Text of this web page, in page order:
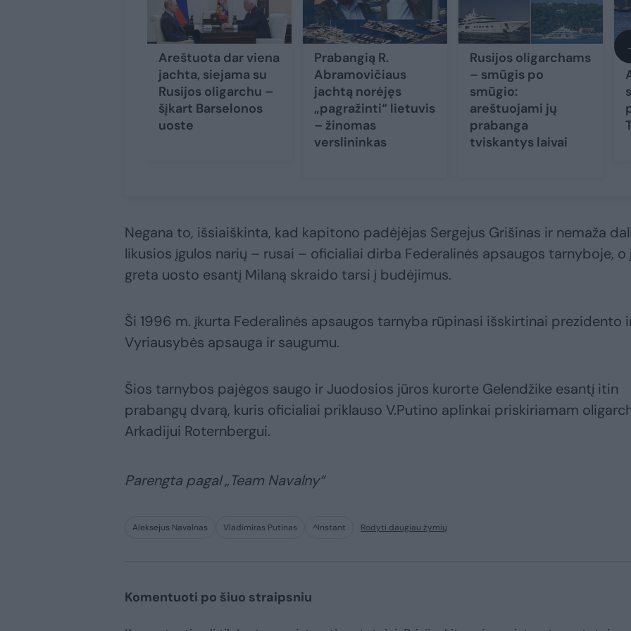
Areštuota dar viena
jachta, siejama su
Rusijos oligarchu –
šįkart Barselonos
uoste
Prabangią R.
Abramovičiaus
jachtą norėjęs
„pagražinti“ lietuvis
– žinomas
verslininkas
Rusijos oligarchams
– smūgis po
smūgio:
areštuojami jų
prabanga
tviskantys laivai
Negana to, išsiaiškinta, kad kapitono padėjėjas Sergejus Grišinas ir nemaža
likusios įgulos narių – rusai – oficialiai dirba Federalinės apsaugos tarnyboje, o į
greta uosto esantį Milaną skraido tarsi į budėjimus.
Ši 1996 m. įkurta Federalinės apsaugos tarnyba rūpinasi išskirtinai prezidento
Vyriausybės apsauga ir saugumu.
Šios tarnybos pajėgos saugo ir Juodosios jūros kurorte Gelendžike esantį itin
prabangų dvarą, kuris oficialiai priklauso V.Putino aplinkai priskiriamam
Arkadijui Roternbergui.
Parengta pagal „Team Navalny“
Aleksejus Navalnas Vladimiras Putinas ^Instant Rodyti daugiau žymių
Komentuoti po šiuo straipsniu